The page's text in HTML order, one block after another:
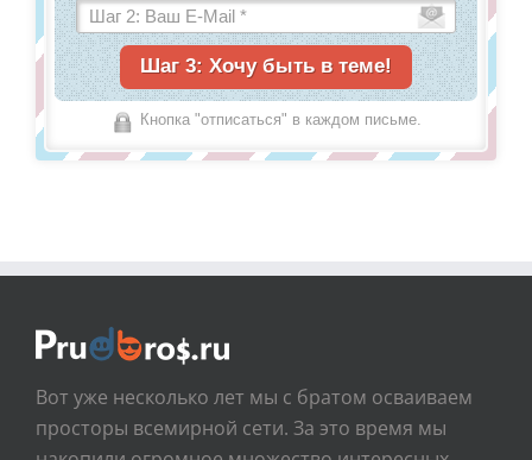
Кнопка "отписаться" в каждом письме.
Вот уже несколько лет мы с братом осваиваем
просторы всемирной сети. За это время мы